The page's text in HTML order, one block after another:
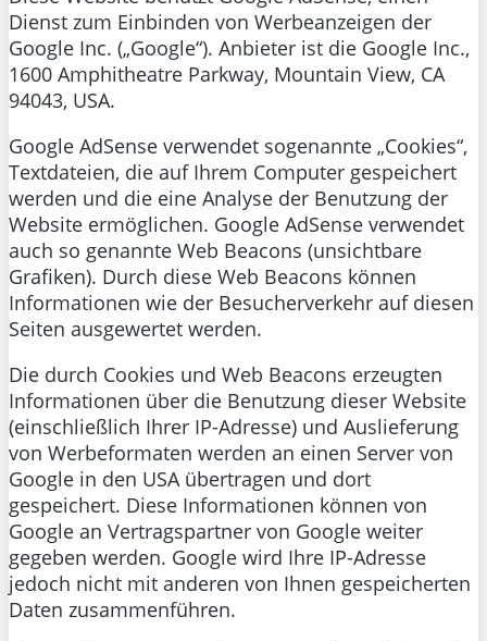
Dienst zum Einbinden von Werbeanzeigen der
Google Inc. („Google“). Anbieter ist die Google Inc.,
1600 Amphitheatre Parkway, Mountain View, CA
94043, USA.
Google AdSense verwendet sogenannte „Cookies“,
Textdateien, die auf Ihrem Computer gespeichert
werden und die eine Analyse der Benutzung der
Website ermöglichen. Google AdSense verwendet
auch so genannte Web Beacons (unsichtbare
Grafiken). Durch diese Web Beacons können
Informationen wie der Besucherverkehr auf diesen
Seiten ausgewertet werden.
Die durch Cookies und Web Beacons erzeugten
Informationen über die Benutzung dieser Website
(einschließlich Ihrer IP-Adresse) und Auslieferung
von Werbeformaten werden an einen Server von
Google in den USA übertragen und dort
gespeichert. Diese Informationen können von
Google an Vertragspartner von Google weiter
gegeben werden. Google wird Ihre IP-Adresse
jedoch nicht mit anderen von Ihnen gespeicherten
Daten zusammenführen.